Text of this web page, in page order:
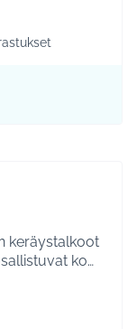
kylät
mukaan:
keräystalkoot
ko…
Ympäristö